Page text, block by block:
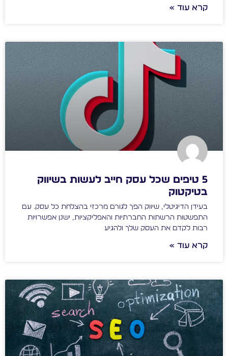
קרא עוד »
5 טיפים שכל עסק חייב לעשות בשיווק
בטיקטוק
בעידן הדיגיטלי, שיווק הפך לגורם מרכזי בהצלחת כל עסק. עם
התפשטות הרשתות החברתיות והאפליקציות, ישנן אפשרויות
רבות לקדם את העסק שלך ולהגיע
קרא עוד »